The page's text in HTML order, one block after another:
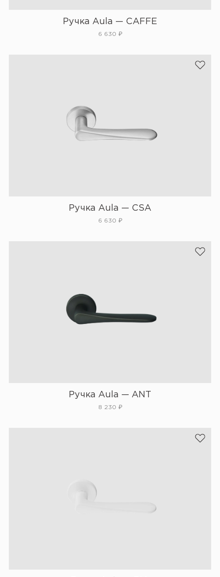
Ручка Aula — CAFFE
6 630 ₽
Ручка Aula — CSA
6 630 ₽
Ручка Aula — ANT
8 230 ₽